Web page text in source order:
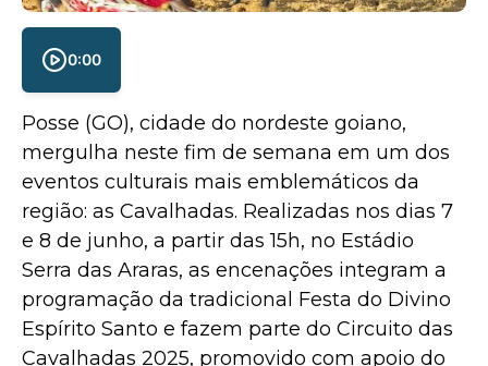
0:00
Posse (GO), cidade do nordeste goiano,
mergulha neste fim de semana em um dos
eventos culturais mais emblemáticos da
região: as Cavalhadas. Realizadas nos dias 7
e 8 de junho, a partir das 15h, no Estádio
Serra das Araras, as encenações integram a
programação da tradicional Festa do Divino
Espírito Santo e fazem parte do Circuito das
Cavalhadas 2025, promovido com apoio do